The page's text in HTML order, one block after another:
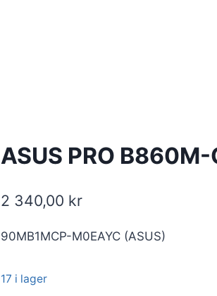
ASUS PRO
2 340,00 kr
90MB1MCP-M0EAYC (ASUS)
17 i lager